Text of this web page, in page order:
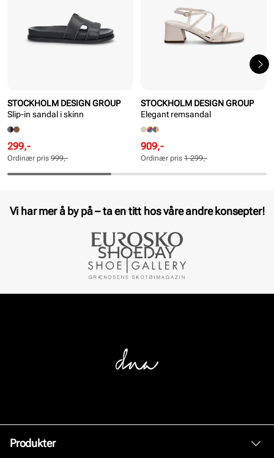
STOCKHOLM DESIGN GROUP
Slip-in sandal i skinn
Rabattert
pris
Pris
299,-
Ordinær
pris
Pris
Ordinær pris 999,-
STOCKHOLM DESIGN GROUP
Elegant remsandal
Rabattert
pris
Pris
909,-
Ordinær
pris
Pris
Ordinær pris 1 299,-
Vi har mer å by på – ta en titt hos våre andre konsepter!
Produkter